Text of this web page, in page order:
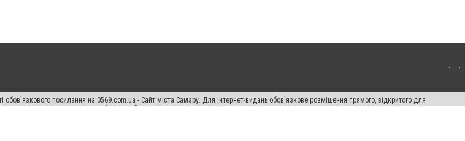
посилання на 0569.com.ua - Сайт міста Самару. Для інтернет-видань обов'язкове розміщення прямого, відкритого для
виняткових прав переслідується Законом.